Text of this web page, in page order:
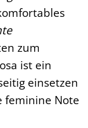
zum
ist ein
einsetzen
feminine Note